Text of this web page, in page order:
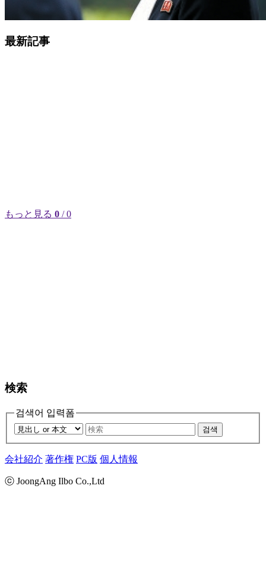
最新記事
もっと見る 0 / 0
検索
검색어 입력폼
검색
会社紹介 著作権 PC版 個人情報
ⓒ JoongAng Ilbo Co.,Ltd